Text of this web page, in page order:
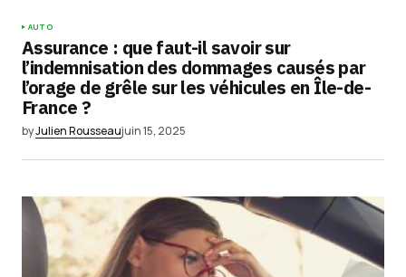
AUTO
Assurance : que faut-il savoir sur
l’indemnisation des dommages causés par
l’orage de grêle sur les véhicules en Île-de-
France ?
byJulien Rousseaujuin 15, 2025